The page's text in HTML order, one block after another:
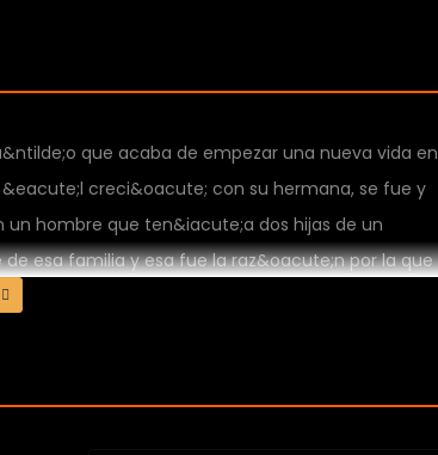
que acaba de empezar una nueva vida en
creci&oacute; con su hermana, se fue y
hombre que ten&iacute;a dos hijas de un
esa familia y esa fue la raz&oacute;n por la que
tarde le dijeron que visitara a su
tiene que cuidar las hijas de su hermana.